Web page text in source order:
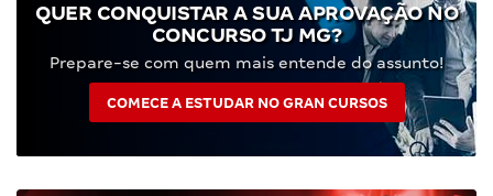
QUER CONQUISTAR A SUA APROVAÇÃO NO
CONCURSO TJ MG?
Prepare-se com quem mais entende do assunto!
COMECE A ESTUDAR NO GRAN CURSOS